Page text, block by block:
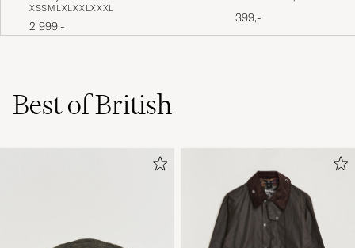
XSSM LXLXXLXXXL
2 999,-
Tartan Harvest Gold
399,-
Best of British